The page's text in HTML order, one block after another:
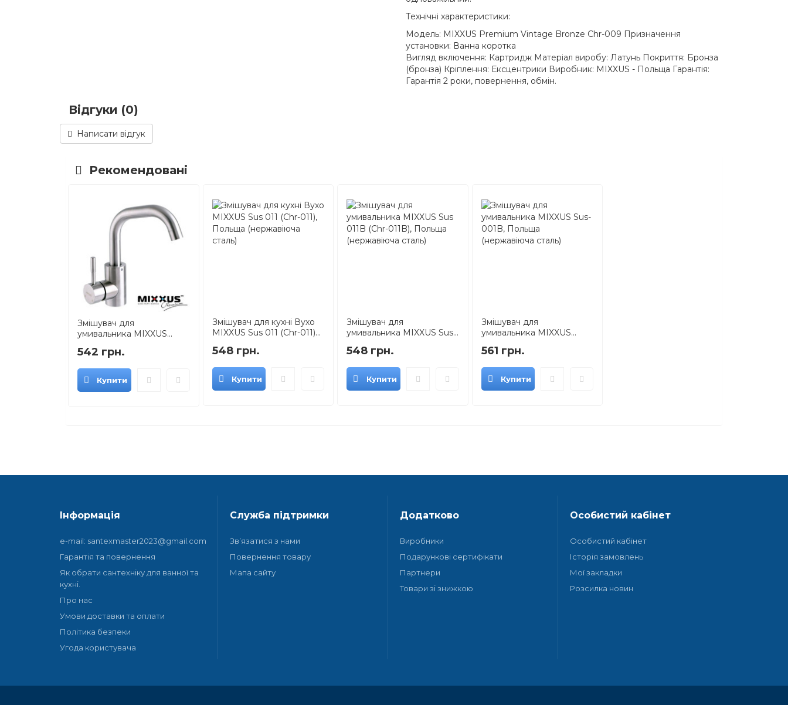
Технічні характеристики:
Модель: MIXXUS Premium Vintage Bronze Chr-009 Призначення
установки: Ванна коротка
Вигляд включення: Картридж Матеріал виробу: Латунь Покриття: Бронза
(бронза) Кріплення: Ексцентрики Виробник: MIXXUS - Польща Гарантія:
Гарантія 2 роки, повернення, обмін.
Відгуки (0)
Написати відгук
Рекомендовані
Змішувач для
умивальника MIXXUS...
542 грн.
Купити
Змішувач для кухні Вухо
MIXXUS Sus 011 (Chr-011)...
548 грн.
Купити
Змішувач для
умивальника MIXXUS Sus...
548 грн.
Купити
Змішувач для
умивальника MIXXUS...
561 грн.
Купити
Інформація
e-mail: santexmaster2023@gmail.com
Гарантія та повернення
Як обрати сантехніку для ванної та
кухні.
Про нас
Умови доставки та оплати
Політика безпеки
Угода користувача
Служба підтримки
Зв’язатися з нами
Повернення товару
Мапа сайту
Додатково
Виробники
Подарункові сертифікати
Партнери
Товари зі знижкою
Особистий кабінет
Особистий кабінет
Історія замовлень
Мої закладки
Розсилка новин